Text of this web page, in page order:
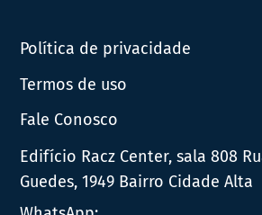
Política de privacidade
Termos de uso
Fale Conosco
Edifício Racz Center, sala 808
Guedes, 1949 Bairro Cidade Alta